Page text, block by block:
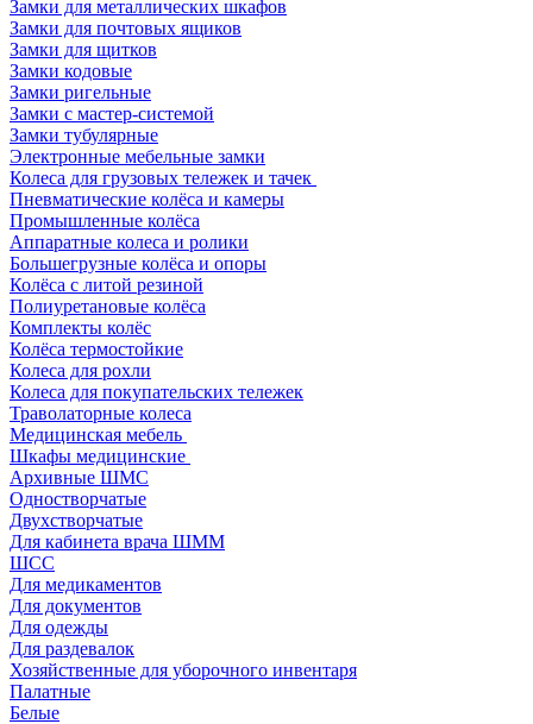
Замки для металлических шкафов
Замки для почтовых ящиков
Замки для щитков
Замки кодовые
Замки ригельные
Замки с мастер-системой
Замки тубулярные
Электронные мебельные замки
Колеса для грузовых тележек и тачек
Пневматические колёса и камеры
Промышленные колёса
Аппаратные колеса и ролики
Большегрузные колёса и опоры
Колёса с литой резиной
Полиуретановые колёса
Комплекты колёс
Колёса термостойкие
Колеса для рохли
Колеса для покупательских тележек
Траволаторные колеса
Медицинская мебель
Шкафы медицинские
Архивные ШМС
Одностворчатые
Двухстворчатые
Для кабинета врача ШММ
ШСС
Для медикаментов
Для документов
Для одежды
Для раздевалок
Хозяйственные для уборочного инвентаря
Палатные
Белые